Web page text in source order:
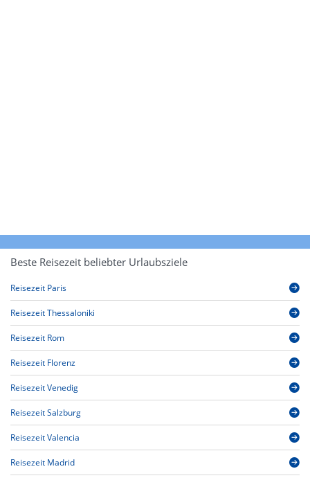
Beste Reisezeit beliebter Urlaubsziele
Reisezeit Paris
Reisezeit Thessaloniki
Reisezeit Rom
Reisezeit Florenz
Reisezeit Venedig
Reisezeit Salzburg
Reisezeit Valencia
Reisezeit Madrid